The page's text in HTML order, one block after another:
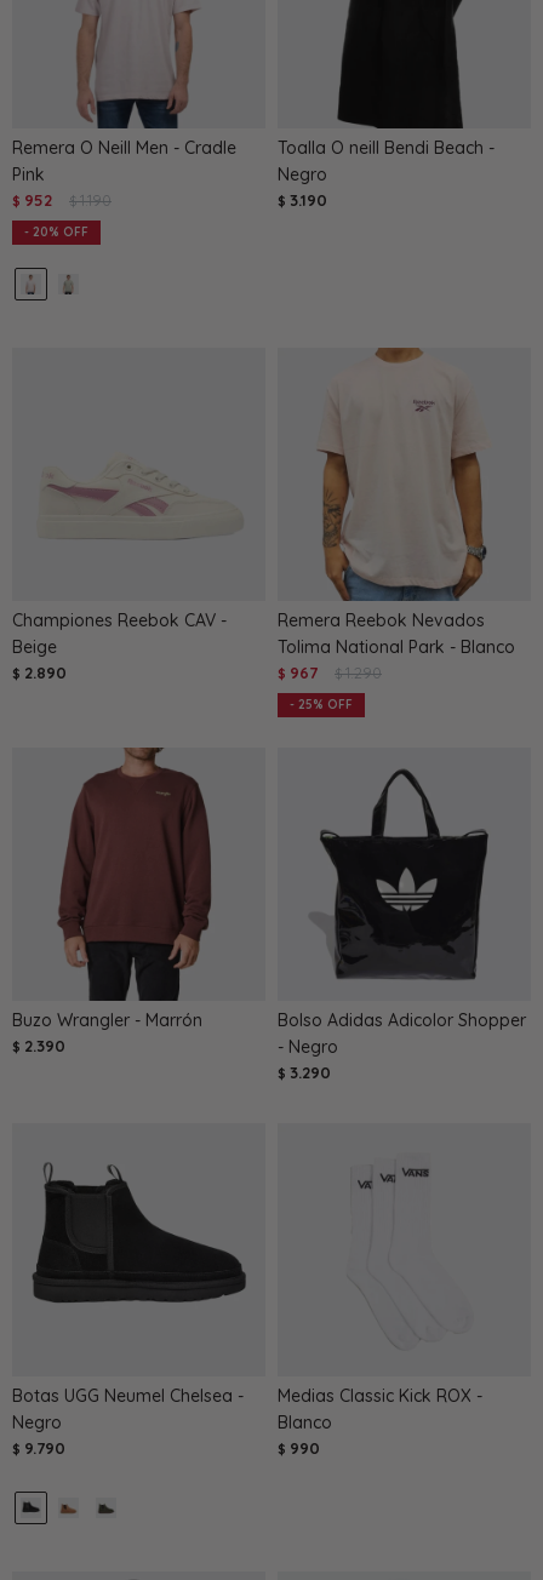
Remera O Neill Men - Cradle
Pink
$ 952 $ 1.190
20
Toalla O neill Bendi Beach -
Negro
$ 3.190
Championes Reebok CAV -
Beige
$ 2.890
Remera Reebok Nevados
Tolima National Park - Blanco
$ 967 $ 1.290
25
Buzo Wrangler - Marrón
$ 2.390
Bolso Adidas Adicolor Shopper
- Negro
$ 3.290
Botas UGG Neumel Chelsea -
Negro
$ 9.790
Medias Classic Kick ROX -
Blanco
$ 990